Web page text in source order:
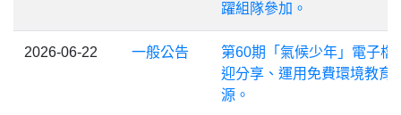
躍組隊參加。
2026-06-22 一般公告
第60期「氣候少年」電子檔
迎分享、運用免費環境教育
源。